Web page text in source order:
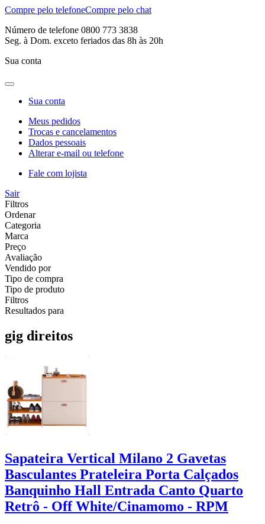
Compre pelo telefoneCompre pelo chat
Número de telefone 0800 773 3838
Seg. à Dom. exceto feriados das 8h às 20h
Sua conta
Sua conta
Meus pedidos
Trocas e cancelamentos
Dados pessoais
Alterar e-mail ou telefone
Fale com lojista
Sair
Filtros
Ordenar
Categoria
Marca
Preço
Avaliação
Vendido por
Tipo de compra
Tipo de produto
Filtros
Resultados para
gig direitos
Sapateira Vertical Milano 2 Gavetas
Basculantes Prateleira Porta Calçados
Banquinho Hall Entrada Canto Quarto
Retrô - Off White/Cinamomo - RPM